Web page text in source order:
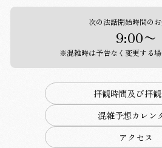
次の法話開始時間の
9:00〜
※混雑時は予告なく変更する
拝観時間及び拝
混雑予想カレン
アクセス